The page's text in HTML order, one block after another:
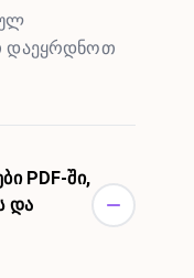
დაეყრდნოთ
PDF-ში,
და